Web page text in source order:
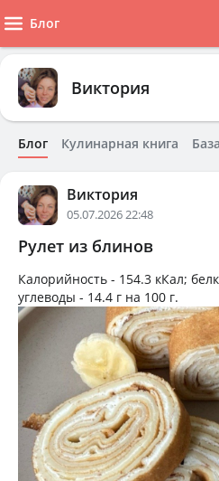
Блог
Виктория
Блог Кулинарная книга
Виктория
05.07.2026 22:48
Рулет из блинов
Калорийность - 154.3 кКал;
углеводы - 14.4 г на 100 г.